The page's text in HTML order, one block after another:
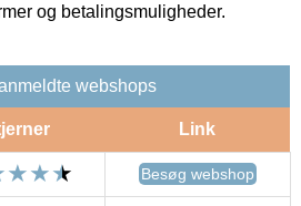
og betalingsmuligheder.
webshops
Link
Besøg webshop